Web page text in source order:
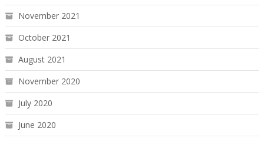
November 2021
October 2021
August 2021
November 2020
July 2020
June 2020